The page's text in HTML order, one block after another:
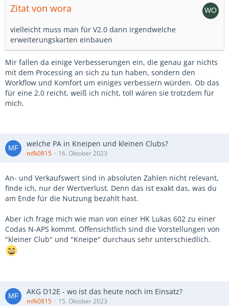
Zitat von wora
vielleicht muss man für V2.0 dann irgendwelche
erweiterungskarten einbauen
Mir fallen da einige Verbesserungen ein, die genau gar nichts
mit dem Processing an sich zu tun haben, sondern den
Workflow und Komfort um einiges verbessern würden. Ob das
für eine 2.0 reicht, weiß ich nicht, toll wären sie trotzdem für
mich.
welche PA in Kneipen und kleinen Clubs?
mfk0815 16. Oktober 2023
An- und Verkaufswert sind in absoluten Zahlen nicht relevant,
finde ich, nur der Wertverlust. Denn das ist exakt das, was du
am Ende für die Nutzung bezahlt hast.
Aber ich frage mich wie man von einer HK Lukas 602 zu einer
Codas N-APS kommt. Offensichtlich sind die Vorstellungen von
"kleiner Club" und "Kneipe" durchaus sehr unterschiedlich.
AKG D12E - wo ist das heute noch im Einsatz?
mfk0815 15. Oktober 2023